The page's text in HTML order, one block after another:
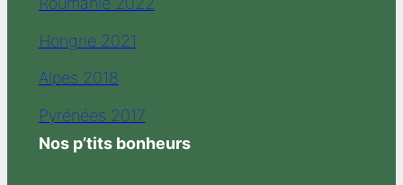
Hongrie 2021
Alpes 2018
Pyrénées 2017
Nos p’tits bonheurs